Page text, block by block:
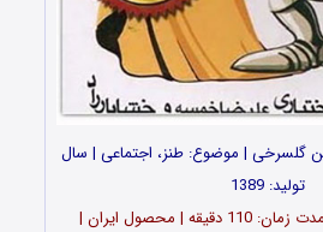
گلسرخی | موضوع: طنز، اجتماعی | سال
تولید: 1389
تاریخ انتشار: 1390 | مدت زمان: 110 دقیقه | محصول ایران |